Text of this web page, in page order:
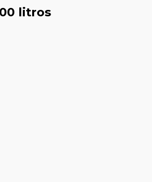
litros